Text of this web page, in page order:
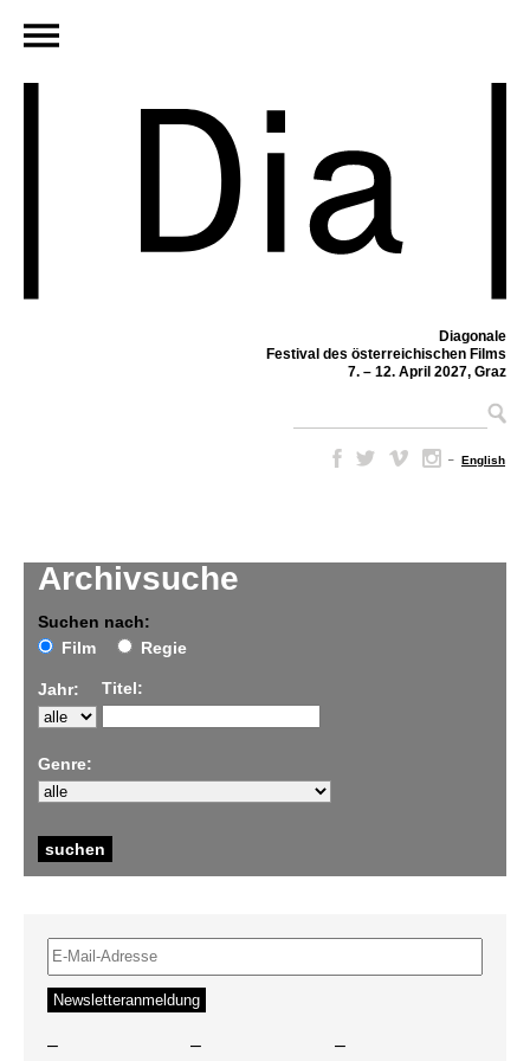
Diagonale
Festival des österreichischen Films
7. – 12. April 2027, Graz
– English
Archivsuche
Suchen nach:
Film
Regie
Jahr: Titel:
Genre:
– – –